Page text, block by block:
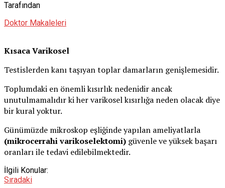
Tarafından
Doktor Makaleleri
Kısaca Varikosel
Testislerden kanı taşıyan toplar damarların genişlemesidir.
Toplumdaki en önemli kısırlık nedenidir ancak
unutulmamalıdır ki her varikosel kısırlığa neden olacak diye
bir kural yoktur.
Günümüzde mikroskop eşliğinde yapılan ameliyatlarla
(mikrocerrahi varikoselektomi) güvenle ve yüksek başarı
oranları ile tedavi edilebilmektedir.
İlgili Konular:
Sıradaki